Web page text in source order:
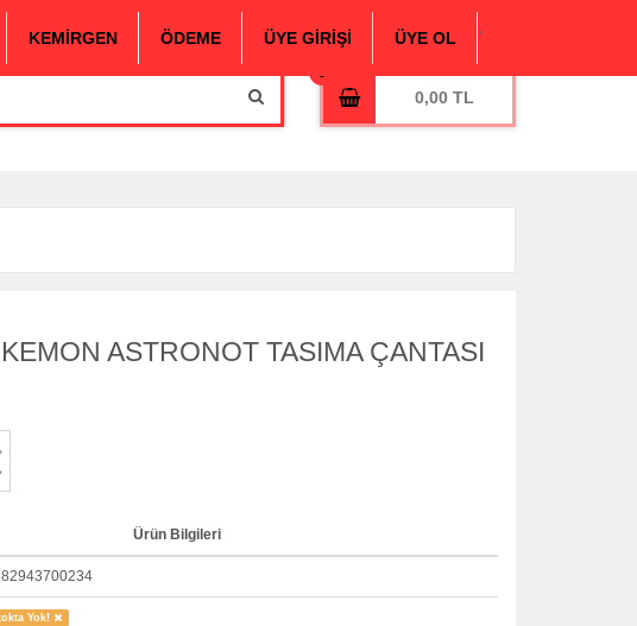
0,00
KEMİRGEN ÖDEME ÜYE GİRİŞİ ÜYE OL
ASTRONOT TASIMA ÇANTASI
Ürün Bilgileri
Yok!